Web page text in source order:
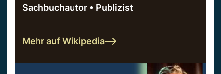
Sachbuchautor • Publizist
Mehr auf Wikipedia